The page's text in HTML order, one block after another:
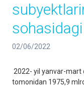
02/06/2022
2022- yil yanvar-mart
tomonidan 1975,9